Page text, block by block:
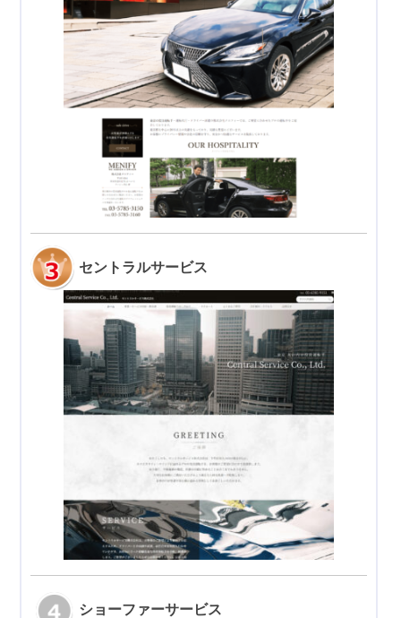
セントラルサービス
ショーファーサービス